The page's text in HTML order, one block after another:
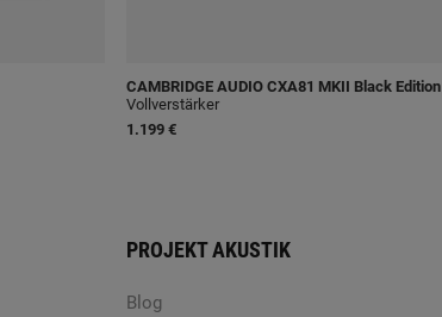
CAMBRIDGE AUDIO CXA81 MKII Black Edition
Vollverstärker
1.199 €
PROJEKT AKUSTIK
Blog